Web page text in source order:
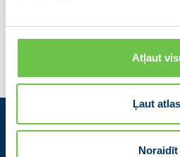
Atļaut
Ļaut
Noraidīt
Iepriekšējā